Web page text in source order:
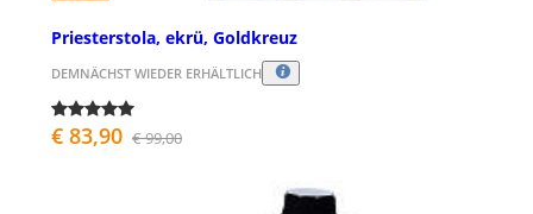
Priesterstola, ekrü, Goldkreuz
DEMNÄCHST WIEDER ERHÄLTLICH
€ 83,90 € 99,00